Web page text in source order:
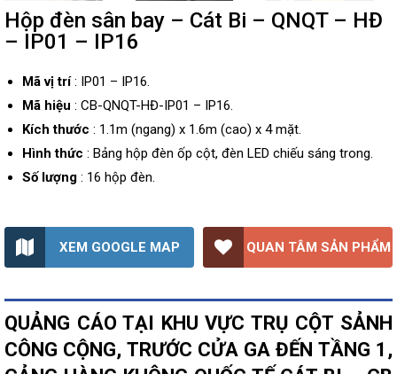
Hộp đèn sân bay – Cát Bi – QNQT – HĐ
– IP01 – IP16
Mã vị trí: IP01 – IP16.
Mã hiệu : CB-QNQT-HĐ-IP01 – IP16.
Kích thước : 1.1m (ngang) x 1.6m (cao) x 4 mặt.
Hình thức : Bảng hộp đèn ốp cột, đèn LED chiếu sáng trong.
Số lượng : 16 hộp đèn.
XEM GOOGLE MAP QUAN TÂM SẢN PHẨM
QUẢNG CÁO TẠI KHU VỰC TRỤ CỘT SẢNH
CÔNG CỘNG, TRƯỚC CỬA GA ĐẾN TẦNG 1,